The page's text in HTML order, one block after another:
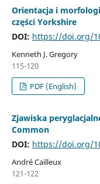
Orientacja i
części Yorkshire
DOI: https://doi.org/
Kenneth J. Gregory
115-120
PDF (English)
Zjawiska
Common
DOI: https://doi.org/
André Cailleux
121-122